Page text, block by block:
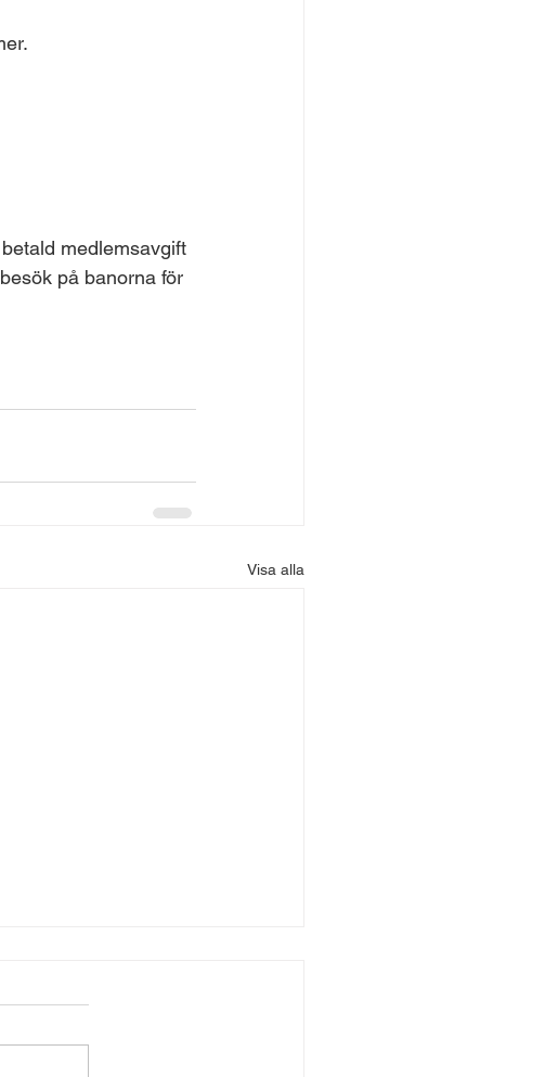
medlemsavgift
på banorna för
Visa alla